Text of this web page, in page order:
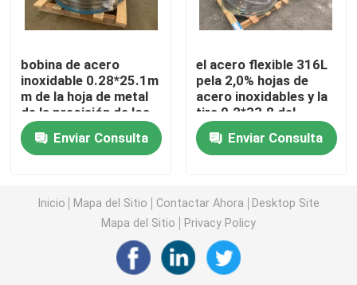
Tira de acero inoxidable 321
Fleje de acero inoxidable laminado en frío
Bobina de acero inoxidable 301
Tira de acero inoxidable de la precisión
Rollo de tiras de acero inoxidable
bobina de acero
inoxidable 0.28*25.1m
m de la hoja de metal
de la precisión de los
SS de la bobina de los
vagos 316LEnviar Consulta
el acero flexible 316L
pela 2,0% hojas de
acero inoxidables y la
tira 0.2*33.8 del
molibdeno
Enviar Consulta
Inicio Mapa del Sitio Contactar Ahora
Desktop Site
Mapa del Sitio
Privacy Policy